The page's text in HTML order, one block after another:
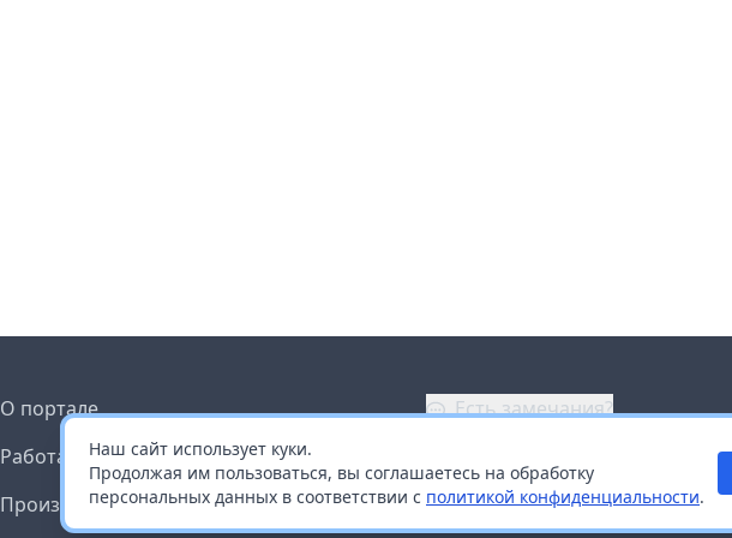
Наш сайт использует куки.
Продолжая им пользоваться, вы соглашаетесь на обработку
персональных данных в соответствии с политикой конфиденциальности.
О портале
Работа с платформой
Производителям и дистрибьюторам
Есть замечания?
Заказать звонок